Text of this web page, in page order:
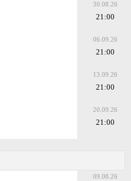
30.08.26
21:00
06.09.26
21:00
13.09.26
21:00
20.09.26
21:00
09.08.26